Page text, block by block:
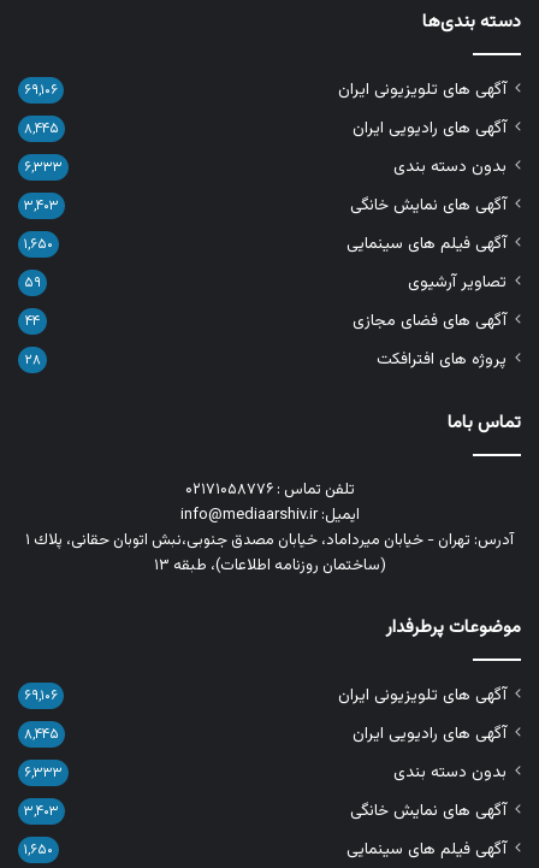
دسته بندی‌ها
آگهی های تلویزیونی ایران ۶۹,۱۰۶
آگهی های رادیویی ایران ۸,۴۴۵
بدون دسته بندی ۶,۳۳۳
آگهی های نمایش خانگی ۳,۴۰۳
آگهی فیلم های سینمایی ۱,۶۵۰
تصاویر آرشیوی ۵۹
آگهی های فضای مجازی ۴۴
پروژه های افترافکت ۲۸
تماس باما
تلفن تماس : ۰۲۱۷۱۰۵۸۷۷۶
ایمیل: info@mediaarshiv.ir
آدرس: تهران - خیابان میرداماد، خیابان مصدق جنوبی،نبش اتوبان حقانی، پلاك ١
(ساختمان روزنامه اطلاعات)، طبقه ۱۳
موضوعات پرطرفدار
آگهی های تلویزیونی ایران ۶۹,۱۰۶
آگهی های رادیویی ایران ۸,۴۴۵
بدون دسته بندی ۶,۳۳۳
آگهی های نمایش خانگی ۳,۴۰۳
آگهی فیلم های سینمایی ۱,۶۵۰